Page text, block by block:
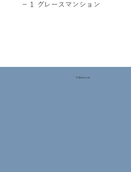
−１ グレースマンション
Follow us on